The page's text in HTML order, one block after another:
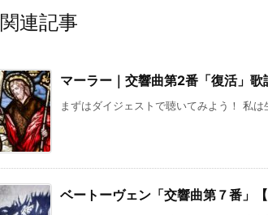
関連記事
マーラー｜交響曲第2番「復活」
まずはダイジェストで聴いてみよう！ 私
ベートーヴェン「交響曲第７番」